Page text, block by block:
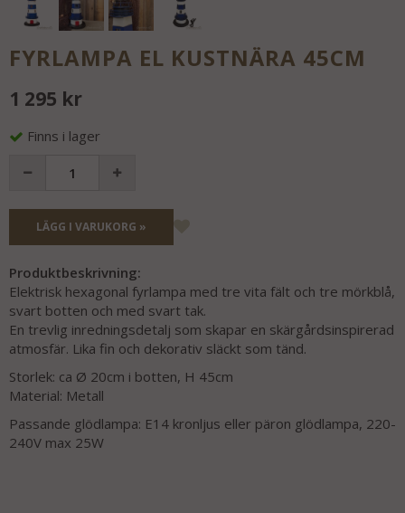
FYRLAMPA EL KUSTNÄRA 45CM
1 295 kr
Finns i lager
LÄGG I VARUKORG »
Produktbeskrivning:
Elektrisk hexagonal fyrlampa med tre vita fält och tre mörkblå,
svart botten och med svart tak.
En trevlig inredningsdetalj som skapar en skärgårdsinspirerad
atmosfär. Lika fin och dekorativ släckt som tänd.
Storlek: ca Ø 20cm i botten, H 45cm
Material: Metall
Passande glödlampa: E14 kronljus eller päron glödlampa, 220-
240V max 25W